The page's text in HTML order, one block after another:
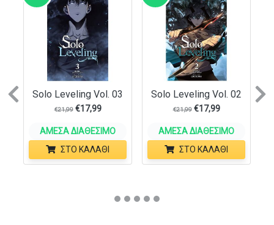
Solo Leveling Vol. 03
€21,99 €17,99
ΆΜΕΣΑ ΔΙΑΘΈΣΙΜΟ
ΣΤΟ ΚΑΛΆΘΙ
Solo Leveling Vol. 02
€21,99 €17,99
ΆΜΕΣΑ ΔΙΑΘΈΣΙΜΟ
ΣΤΟ ΚΑΛΆΘΙ
Previous